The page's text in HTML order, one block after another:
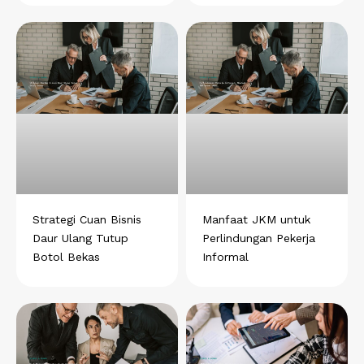
Strategi Cuan Bisnis
Daur Ulang Tutup
Botol Bekas
Manfaat JKM untuk
Perlindungan Pekerja
Informal